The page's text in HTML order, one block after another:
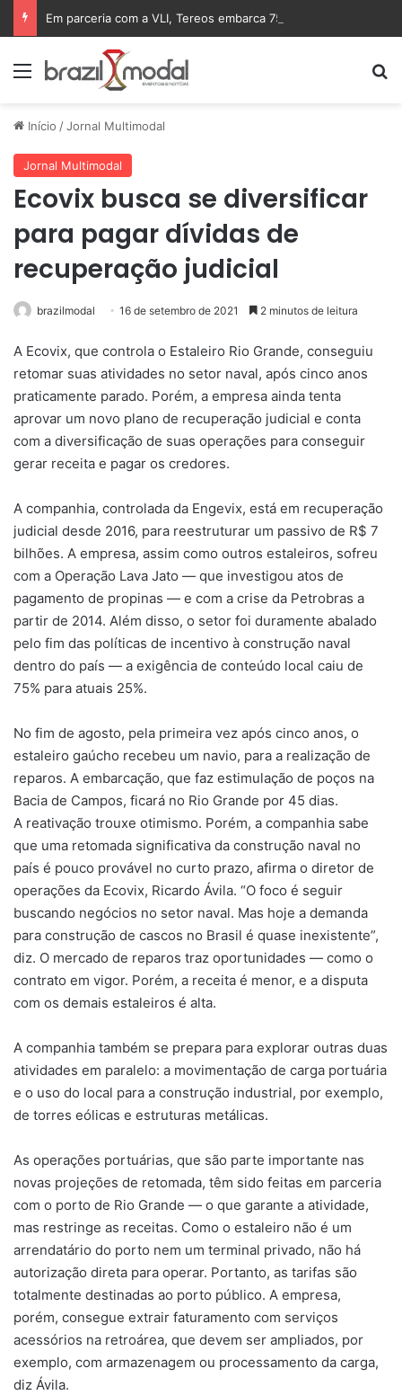
Menu
Início /Jornal Multimodal
Jornal Multimodal
Ecovix busca se diversificar
para pagar dívidas de
recuperação judicial
brazilmodal 16 de setembro de 2021 2 minutos de leitura
A Ecovix, que controla o Estaleiro Rio Grande, conseguiu
retomar suas atividades no setor naval, após cinco anos
praticamente parado. Porém, a empresa ainda tenta
aprovar um novo plano de recuperação judicial e conta
com a diversificação de suas operações para conseguir
gerar receita e pagar os credores.
A companhia, controlada da Engevix, está em recuperação
judicial desde 2016, para reestruturar um passivo de R$ 7
bilhões. A empresa, assim como outros estaleiros, sofreu
com a Operação Lava Jato — que investigou atos de
pagamento de propinas — e com a crise da Petrobras a
partir de 2014. Além disso, o setor foi duramente abalado
pelo fim das políticas de incentivo à construção naval
dentro do país — a exigência de conteúdo local caiu de
75% para atuais 25%.
No fim de agosto, pela primeira vez após cinco anos, o
estaleiro gaúcho recebeu um navio, para a realização de
reparos. A embarcação, que faz estimulação de poços na
Bacia de Campos, ficará no Rio Grande por 45 dias.
A reativação trouxe otimismo. Porém, a companhia sabe
que uma retomada significativa da construção naval no
país é pouco provável no curto prazo, afirma o diretor de
operações da Ecovix, Ricardo Ávila. “O foco é seguir
buscando negócios no setor naval. Mas hoje a demanda
para construção de cascos no Brasil é quase inexistente”,
diz. O mercado de reparos traz oportunidades — como o
contrato em vigor. Porém, a receita é menor, e a disputa
com os demais estaleiros é alta.
A companhia também se prepara para explorar outras duas
atividades em paralelo: a movimentação de carga portuária
e o uso do local para a construção industrial, por exemplo,
de torres eólicas e estruturas metálicas.
As operações portuárias, que são parte importante nas
novas projeções de retomada, têm sido feitas em parceria
com o porto de Rio Grande — o que garante a atividade,
mas restringe as receitas. Como o estaleiro não é um
arrendatário do porto nem um terminal privado, não há
autorização direta para operar. Portanto, as tarifas são
totalmente destinadas ao porto público. A empresa,
porém, consegue extrair faturamento com serviços
acessórios na retroárea, que devem ser ampliados, por
exemplo, com armazenagem ou processamento da carga,
diz Ávila.